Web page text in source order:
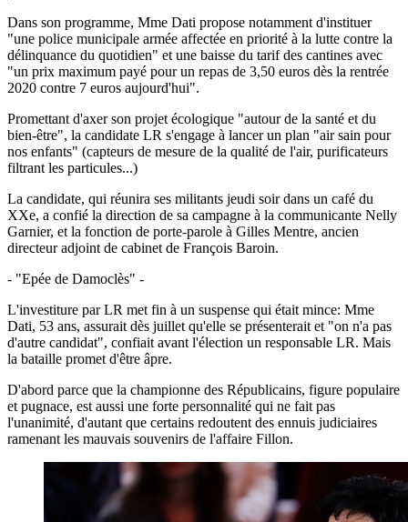
Dans son programme, Mme Dati propose notamment d'instituer
"une police municipale armée affectée en priorité à la lutte contre la
délinquance du quotidien" et une baisse du tarif des cantines avec
"un prix maximum payé pour un repas de 3,50 euros dès la rentrée
2020 contre 7 euros aujourd'hui".
Promettant d'axer son projet écologique "autour de la santé et du
bien-être", la candidate LR s'engage à lancer un plan "air sain pour
nos enfants" (capteurs de mesure de la qualité de l'air, purificateurs
filtrant les particules...)
La candidate, qui réunira ses militants jeudi soir dans un café du
XXe, a confié la direction de sa campagne à la communicante Nelly
Garnier, et la fonction de porte-parole à Gilles Mentre, ancien
directeur adjoint de cabinet de François Baroin.
- "Epée de Damoclès" -
L'investiture par LR met fin à un suspense qui était mince: Mme
Dati, 53 ans, assurait dès juillet qu'elle se présenterait et "on n'a pas
d'autre candidat", confiait avant l'élection un responsable LR. Mais
la bataille promet d'être âpre.
D'abord parce que la championne des Républicains, figure populaire
et pugnace, est aussi une forte personnalité qui ne fait pas
l'unanimité, d'autant que certains redoutent des ennuis judiciaires
ramenant les mauvais souvenirs de l'affaire Fillon.